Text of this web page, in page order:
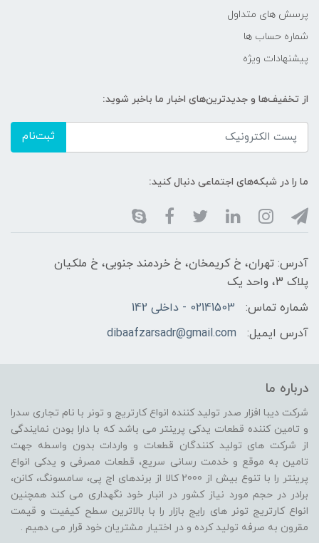
پرسش های متداول
شماره حساب ها
پیشنهادات ویژه
از تخفیف‌ها و جدیدترین‌های اخبار ما باخبر شوید:
ثبت‌نام
ما را در شبکه‌های اجتماعی دنبال کنید:
آدرس: تهران، خ کریمخان، خ خردمند جنوبی، خ ملکیان
پلاک 3، واحد یک
شماره تماس:
02141503 - داخلی 142
آدرس ایمیل:
dibaafzarsadr@gmail.com
درباره ما
شرکت دیبا افزار صدر تولید کننده انواع کارتریج و تونر با نام تجاری سدرا
و تامین کننده قطعات یدکی پرینتر می باشد که با دارا بودن نمایندگی
از شرکت های تولید کنندگان قطعات و واردات بدون واسطه جهت
تامین به موقع و خدمت رسانی سریع، قطعات مصرفی و یدکی انواع
پرینتر را با تنوع بیش از 2000 کالا از برندهای اچ پی، سامسونگ، کانن،
برادر در حجم مورد نیاز کشور در انبار خود نگهداری می کند همچنین
انواع کارتریج تونر های رایج بازار را با بالاترین سطح کیفیت و قیمت
مقرون به صرفه تولید کرده و در اختیار مشتریان خود قرار می دهیم .